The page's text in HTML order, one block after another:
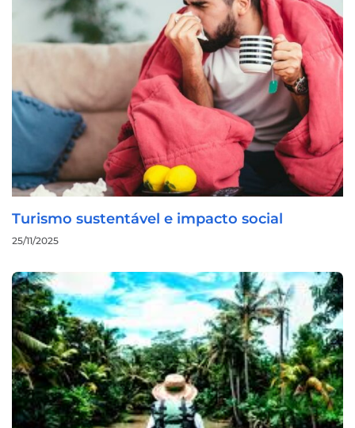
Turismo sustentável e impacto social
25/11/2025